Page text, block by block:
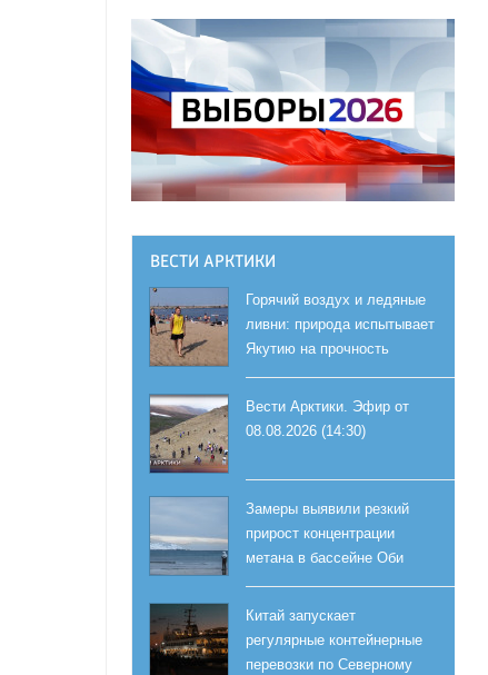
ВЕСТИ АРКТИКИ
Горячий воздух и ледяные
ливни: природа испытывает
Якутию на прочность
Вести Арктики. Эфир от
08.08.2026 (14:30)
Замеры выявили резкий
прирост концентрации
метана в бассейне Оби
Китай запускает
регулярные контейнерные
перевозки по Северному